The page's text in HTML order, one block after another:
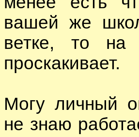
вашей же
ветке, то на
проскакивает.
Могу личный
не знаю